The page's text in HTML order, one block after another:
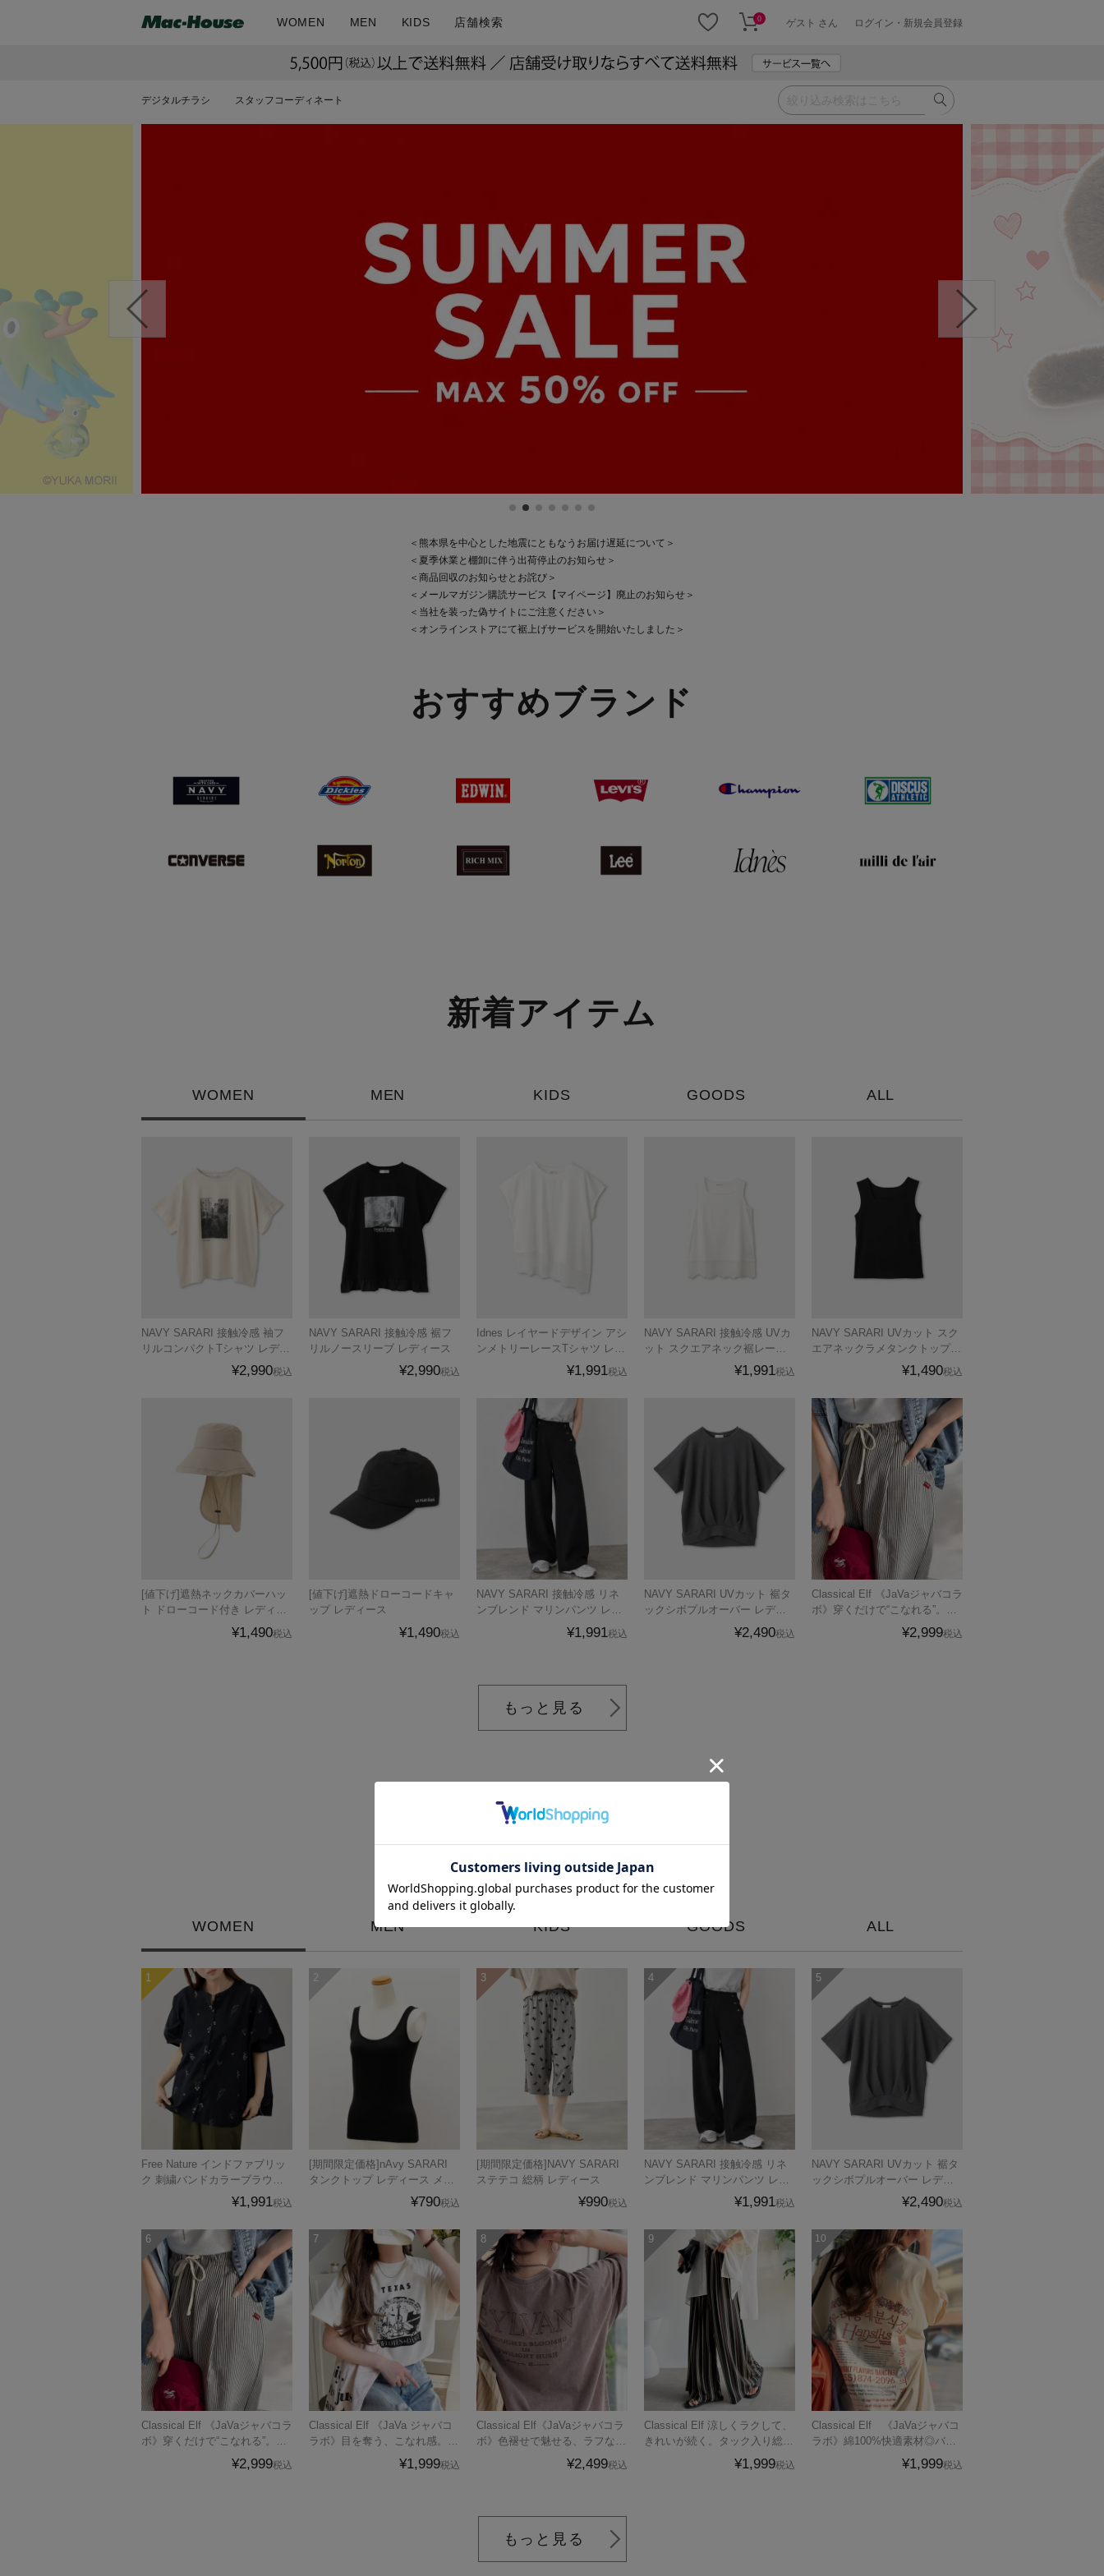
WOMEN MEN KIDS 店舗検索 0 ゲスト さん ログイン・新規会員登録
デジタルチラシ スタッフコーディネート
＜熊本県を中心とした地震にともなうお届け遅延について＞
＜夏季休業と棚卸に伴う出荷停止のお知らせ＞
＜商品回収のお知らせとお詫び＞
＜メールマガジン購読サービス【マイページ】廃止のお知らせ＞
＜当社を装った偽サイトにご注意ください＞
＜オンラインストアにて裾上げサービスを開始いたしました＞
おすすめブランド
新着アイテム
WOMEN MEN KIDS GOODS ALL
NAVY SARARI 接触冷感 袖フ
リルコンパクトTシャツ レディ
ース メール便 対応商品
¥2,990税込
NAVY SARARI 接触冷感 裾フ
リルノースリーブ レディース
¥2,990税込
Idnes レイヤードデザイン アシ
ンメトリーレースTシャツ レデ
ィース メール便 対応商品
¥1,991税込
NAVY SARARI 接触冷感 UVカ
ット スクエアネック裾レース
タンクトップ レディース メー
¥1,991税込
NAVY SARARI UVカット スク
エアネックラメタンクトップ
レディース メール便 対応商品
¥1,490税込
[値下げ]遮熱ネックカバーハッ
ト ドローコード付き レディー
¥1,490税込
[値下げ]遮熱ドローコードキャ
ップ レディース
¥1,490税込
NAVY SARARI 接触冷感 リネ
ンブレンド マリンパンツ レデ
¥1,991税込
NAVY SARARI UVカット 裾タ
ックシボプルオーバー レディ
ース メール便 対応商品
¥2,490税込
Classical Elf 《JaVaジャバコラ
ボ》穿くだけで“こなれる”。ヒ
ッコリータックデザインボリュ
ームパンツ(ストライプ＆無地)
¥2,999税込
もっと見る
ランキング
WOMEN MEN KIDS GOODS ALL
Free Nature インドファブリッ
ク 刺繍バンドカラーブラウス
¥1,991税込
[期間限定価格]nAvy SARARI
タンクトップ レディース メー
¥790税込
[期間限定価格]NAVY SARARI
ステテコ 総柄 レディース
¥990税込
NAVY SARARI 接触冷感 リネ
ンブレンド マリンパンツ レデ
¥1,991税込
NAVY SARARI UVカット 裾タ
ックシボプルオーバー レディ
ース メール便 対応商品
¥2,490税込
Classical Elf 《JaVaジャバコラ
ボ》穿くだけで“こなれる”。ヒ
ッコリータックデザインボリュ
ームパンツ(ストライプ＆無地)
¥2,999税込
Classical Elf 《JaVa ジャバコ
ラボ》目を奪う、こなれ感。古
着デザイン風ミュージックプリ
¥1,999税込
Classical Elf《JaVaジャバコラ
ボ》色褪せで魅せる、ラフな品
格。綿100％前後２WAYアシッ
ド刺繍ユルTEE（半袖）
¥2,499税込
Classical Elf 涼しくラクして、
きれいが続く。タック入り総柄
ワイドイージーパンツ（ウエス
¥1,999税込
Classical Elf 《JaVaジャバコ
ラボ》綿100%快適素材◎バッ
ク刺繍が主役の一枚♪オーバー
サイズ ハングル刺繍バックプ
¥1,999税込
もっと見る